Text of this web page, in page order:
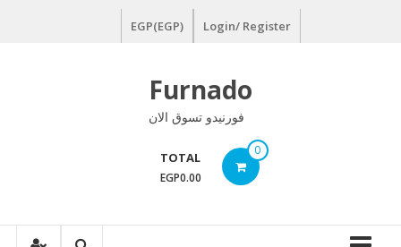
Login/ Register
EGP(EGP)
Furnado
فورنيدو تسوق الان
0
TOTAL
EGP0.00